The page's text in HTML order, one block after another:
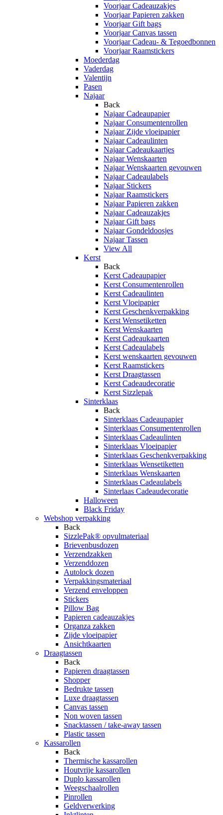
Voorjaar Cadeauzakjes
Voorjaar Papieren zakken
Voorjaar Gift bags
Voorjaar Canvas tassen
Voorjaar Cadeau- & Tegoedbonnen
Voorjaar Raamstickers
Moederdag
Vaderdag
Valentijn
Pasen
Najaar
Back
Najaar Cadeaupapier
Najaar Consumentenrollen
Najaar Zijde vloeipapier
Najaar Cadeaulinten
Najaar Cadeaukaartjes
Najaar Wenskaarten
Najaar Wenskaarten gevouwen
Najaar Cadeaulabels
Najaar Stickers
Najaar Raamstickers
Najaar Papieren zakken
Najaar Cadeauzakjes
Najaar Gift bags
Najaar Gondeldoosjes
Najaar Tassen
View All
Kerst
Back
Kerst Cadeaupapier
Kerst Consumentenrollen
Kerst Cadeaulinten
Kerst Vloeipapier
Kerst Geschenkverpakking
Kerst Wensetiketten
Kerst Wenskaarten
Kerst Cadeaukaarten
Kerst Cadeaulabels
Kerst wenskaarten gevouwen
Kerst Raamstickers
Kerst Draagtassen
Kerst Cadeaudecoratie
Kerst Sizzlepak
Sinterklaas
Back
Sinterklaas Cadeaupapier
Sinterklaas Consumentenrollen
Sinterklaas Cadeaulinten
Sinterklaas Vloeipapier
Sinterklaas Geschenkverpakking
Sinterklaas Wensetiketten
Sinterklaas Wenskaarten
Sinterklaas Cadeaulabels
Sinterlaas Cadeaudecoratie
Halloween
Black Friday
Webshop verpakking
Back
SizzlePak® opvulmateriaal
Brievenbusdozen
Verzendzakken
Verzenddozen
Autolock dozen
Verpakkingsmateriaal
Verzend enveloppen
Stickers
Pillow Bag
Papieren cadeauzakjes
Organza zakken
Zijde vloeipapier
Ansichtkaarten
Draagtassen
Back
Papieren draagtassen
Shopper
Bedrukte tassen
Luxe draagtassen
Canvas tassen
Non woven tassen
Snacktassen / take-away tassen
Plastic tassen
Kassarollen
Back
Thermische kassarollen
Houtvrije kassarollen
Duplo kassarollen
Weegschaalrollen
Pinrollen
Geldverwerking